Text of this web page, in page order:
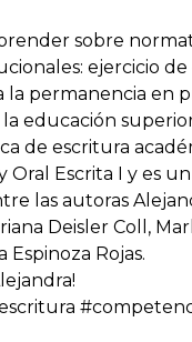
sobre
ejercicio
la permanencia en
educación
de escritura
Oral Escrita I y es
las autoras
Deisler Coll,
Espinoza Rojas.